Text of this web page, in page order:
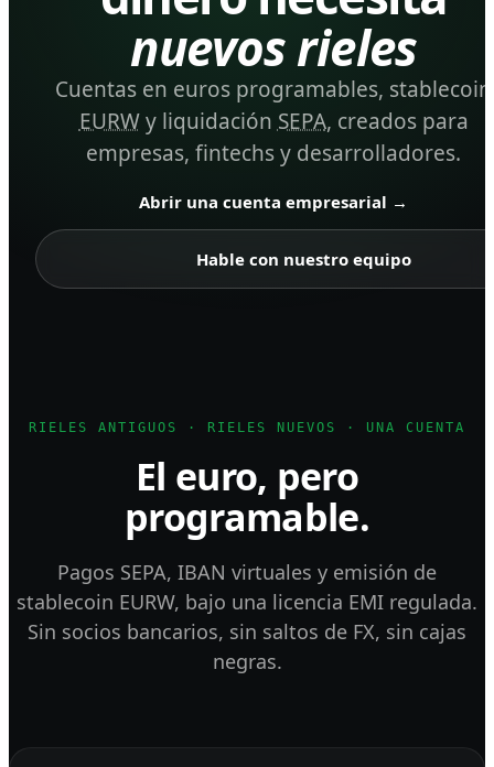
nuevos rieles
Cuentas en euros programables, stablecoin
EURWy liquidación SEPA, creados para
empresas, fintechs y desarrolladores.
Abrir una cuenta empresarial →
Hable con nuestro equipo
RIELES ANTIGUOS · RIELES NUEVOS · UNA CUENTA
El euro, pero
programable.
Pagos SEPA, IBAN virtuales y emisión de
stablecoin EURW, bajo una licencia EMI regulada.
Sin socios bancarios, sin saltos de FX, sin cajas
negras.